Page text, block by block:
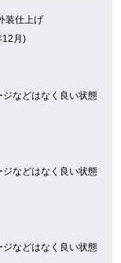
装仕上げ
12月)
ジなどはなく良い状態
ジなどはなく良い状態
ジなどはなく良い状態